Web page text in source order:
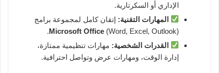
الإداري أو السكرتارية.
المهارات التقنية: إتقان كامل لمجموعة برامج
Microsoft Office (Word, Excel, Outlook).
القدرات الشخصية: مهارات تنظيمية ممتازة،
إدارة الوقت، ومهارات عرض وتواصل احترافية.